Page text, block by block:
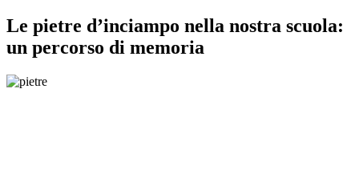
Le pietre d’inciampo nella nostra scuola:
un percorso di memoria